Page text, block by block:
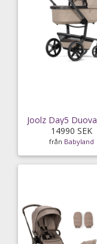
14990 SEK
från Babyland